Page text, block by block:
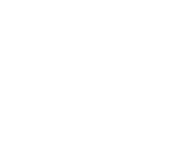
Так в процесі занять